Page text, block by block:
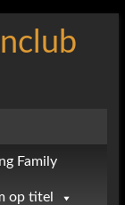
Family
op titel